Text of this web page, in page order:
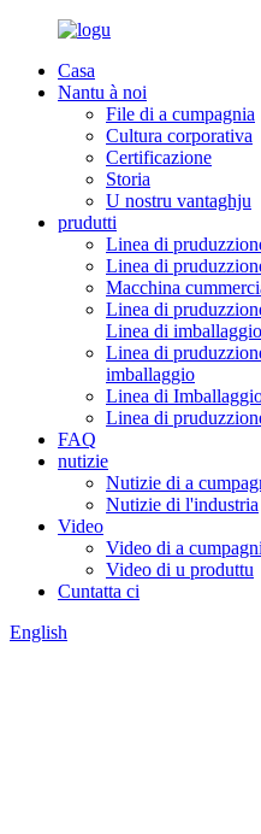
Casa
Nantu à noi
File di a cumpagnia
Cultura corporativa
Certificazione
Storia
U nostru vantaghju
prudutti
Linea di
Linea di
Macchina
Linea di
Linea di imballaggio
Linea di
imballaggio
Linea di
Linea di
FAQ
nutizie
Nutizie di a
Nutizie di l'industria
Video
Video di a
Video di u produttu
Cuntatta ci
English